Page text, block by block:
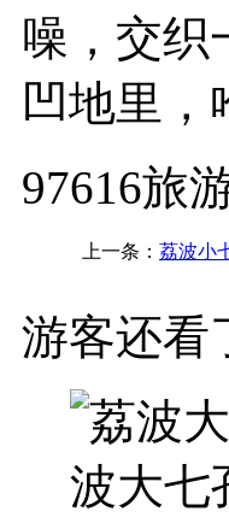
噪，交织
凹地里，
97616旅
上一条： 荔波小
游客还看